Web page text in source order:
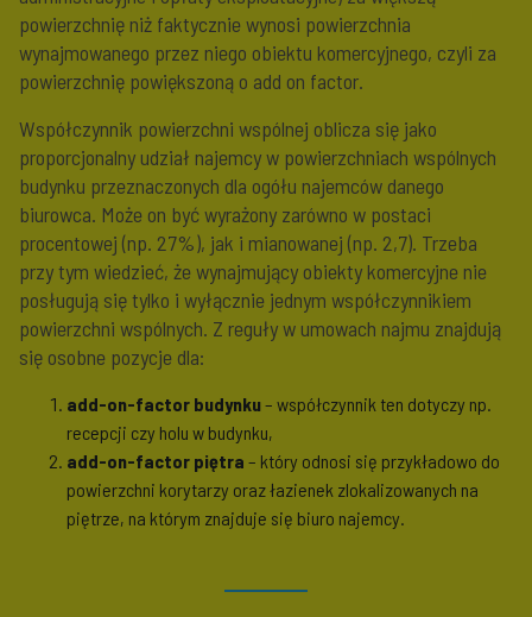
powierzchnię niż faktycznie wynosi powierzchnia
wynajmowanego przez niego obiektu komercyjnego, czyli za
powierzchnię powiększoną o add on factor.
Współczynnik powierzchni wspólnej oblicza się jako
proporcjonalny udział najemcy w powierzchniach wspólnych
budynku przeznaczonych dla ogółu najemców danego
biurowca. Może on być wyrażony zarówno w postaci
procentowej (np. 27%), jak i mianowanej (np. 2,7). Trzeba
przy tym wiedzieć, że wynajmujący obiekty komercyjne nie
posługują się tylko i wyłącznie jednym współczynnikiem
powierzchni wspólnych. Z reguły w umowach najmu znajdują
się osobne pozycje dla:
add-on-factor budynku– współczynnik ten dotyczy np.
recepcji czy holu w budynku,
add-on-factor piętra – który odnosi się przykładowo do
powierzchni korytarzy oraz łazienek zlokalizowanych na
piętrze, na którym znajduje się biuro najemcy.